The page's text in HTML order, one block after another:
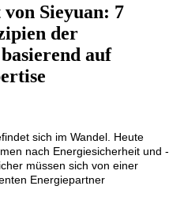
Sieyuan: 7
der
auf
sich im Wandel. Heute
nach Energiesicherheit und -
müssen sich von einer
Energiepartner